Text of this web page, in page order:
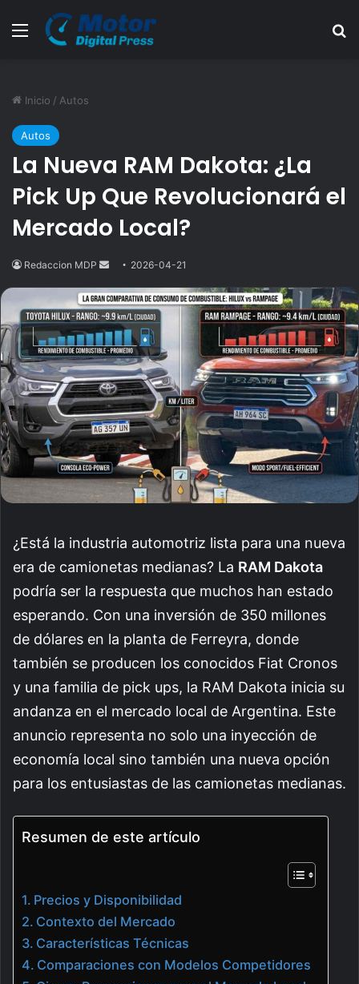
Menú
Inicio / Autos
Autos
La Nueva RAM Dakota: ¿La
Pick Up Que Revolucionará el
Mercado Local?
Redaccion MDP
Send
email
2026-04-21
¿Está la industria automotriz lista para una nueva
era de camionetas medianas? La RAM Dakota
podría ser la respuesta que muchos han estado
esperando. Con una inversión de 350 millones
de dólares en la planta de Ferreyra, donde
también se producen los conocidos Fiat Cronos
y una familia de pick ups, la RAM Dakota inicia su
andanza en el mercado local de Argentina. Este
anuncio representa no solo una inyección de
economía local sino también una nueva opción
para los entusiastas de las camionetas medianas.
Resumen de este artículo
Precios y Disponibilidad
Contexto del Mercado
Características Técnicas
Comparaciones con Modelos Competidores